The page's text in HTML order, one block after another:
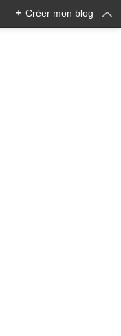
+ Créer mon blog